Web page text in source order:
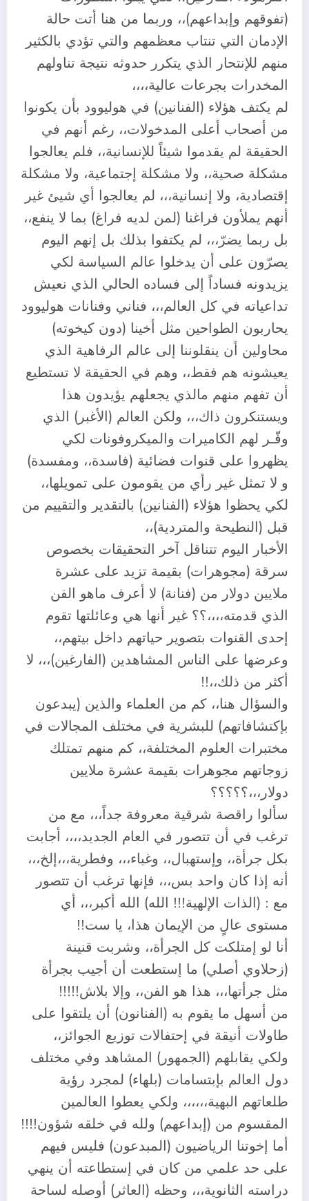
(تفوقهم وإبداعهم)،، وربما من هنا أتت حالة
الإدمان التي تنتاب معظمهم والتي تؤدي بالكثير
منهم للإنتحار الذي يتكرر حدوثه نتيجة تناولهم
المخدرات بجرعات عالية،،،،
لم يكتف هؤلاء (الفنانين) في هوليوود بأن يكونوا
من أصحاب أعلى المدخولات،، رغم أنهم في
الحقيقة لم يقدموا شيئاً للإنسانية،، فلم يعالجوا
مشكلة صحية،، ولا مشكلة إجتماعية، ولا مشكلة
إقتصادية، ولا إنسانية،،، لم يعالجوا أي شيئ غير
أنهم يملأون فراغنا (لمن لديه فراغ) بما لا ينفع،،
بل ربما يضرّ،،، لم يكتفوا بذلك بل إنهم اليوم
يصرّون على أن يدخلوا عالم السياسة لكي
يزيدونه فساداً إلى فساده الحالي الذي نعيش
تداعياته في كل العالم،،، فناني وفنانات هوليوود
يحاربون الطواحين مثل أخينا (دون كيخوته)
محاولين أن ينقلوننا إلى عالم الرفاهية الذي
يعيشونه هم فقط،، وهم في الحقيقة لا تستطيع
أن تفهم منهم مالذي يجعلهم يؤيدون هذا
ويستنكرون ذاك،،، ولكن العالم (الأغبر) الذي
وفّـر لهم الكاميرات والميكروفونات لكي
يظهروا على قنوات فضائية (فاسدة،، ومفسدة)
و لا تمثل غير رأي من يقومون على تمويلها،،
لكي يحظوا هؤلاء (الفنانين) بالتقدير والتقييم من
قبل (النطيحة والمتردية)،،
الأخبار اليوم تتناقل آخر التحقيقات بخصوص
سرقة (مجوهرات) بقيمة تزيد على عشرة
ملايين دولار من (فنانة) لا أعرف ماهو الفن
الذي قدمته،،،،؟؟ غير أنها هي وعائلتها تقوم
إحدى القنوات بتصوير حياتهم داخل بيتهم،،
وعرضها على الناس المشاهدين (الفارغين)،،، لا
أكثر من ذلك،،!!
والسؤال هنا،، كم من العلماء والذين (يبدعون
بإكتشافاتهم) للبشرية في مختلف المجالات في
مختبرات العلوم المختلفة،، كم منهم تمتلك
زوجاتهم مجوهرات بقيمة عشرة ملايين
دولار،،،؟؟؟؟؟
سألوا راقصة شرقية معروفة جداً،،، مع من
ترغب في أن تتصور في العام الجديد،،،، أجابت
بكل جرأة،، وإستهبال،، وغباء،،، وفطرية،،،إلخ،،،
أنه إذا كان واحد بس،،، فإنها ترغب أن تتصور
مع : (الذات الإلهية!!! الله) الله أكبر،،، أي
مستوى عالٍ من الإيمان هذا، يا ست!!
أنا لو إمتلكت كل الجرأة،، وشربت قنينة
(زحلاوي أصلي) ما إستطعت أن أجيب بجرأة
مثل جرأتها،،، هذا هو الفن،، وإلا بلاش!!!!!
من أسهل ما يقوم به (الفنانون) أن يلتقوا على
طاولات أنيقة في إحتفالات توزيع الجوائز،،
ولكي يقابلهم (الجمهور) المشاهد وفي مختلف
دول العالم بإبتسامات (بلهاء) لمجرد رؤية
طلعاتهم البهية،،،،،، ولكي يعطوا العالمين
المقسوم من (إبداعهم) ولله في خلقه شؤون!!!!
أما إخوتنا الرياضيون (المبدعون) فليس فيهم
على حد علمي من كان في إستطاعته أن ينهي
دراسته الثانوية،،، وحظه (العاثر) أوصله لساحة